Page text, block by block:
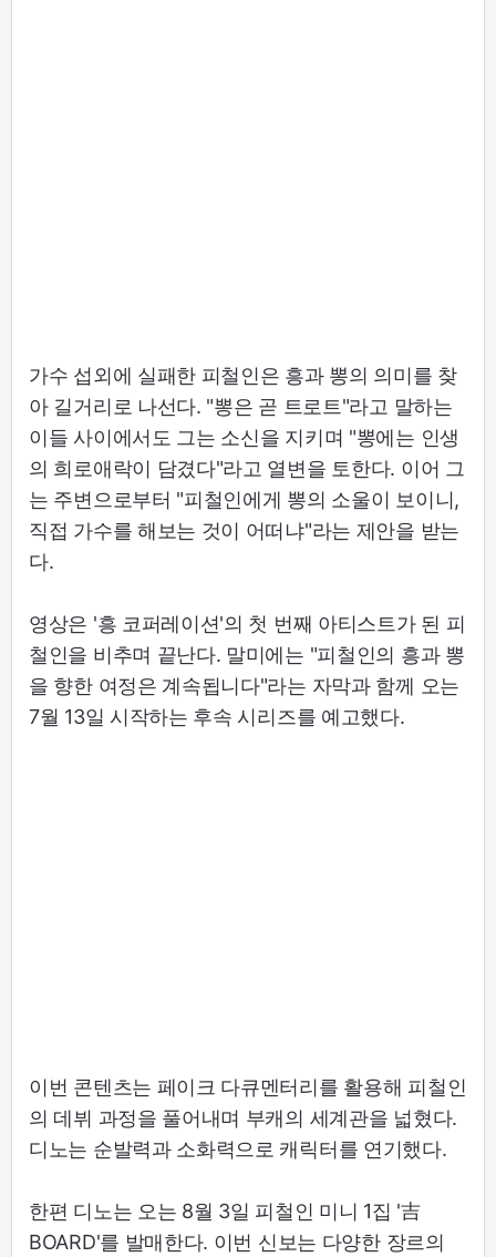
가수 섭외에 실패한 피철인은 흥과 뽕의 의미를 찾
아 길거리로 나선다. "뽕은 곧 트로트"라고 말하는
이들 사이에서도 그는 소신을 지키며 "뽕에는 인생
의 희로애락이 담겼다"라고 열변을 토한다. 이어 그
는 주변으로부터 "피철인에게 뽕의 소울이 보이니,
직접 가수를 해보는 것이 어떠냐"라는 제안을 받는
다.
영상은 '흥 코퍼레이션'의 첫 번째 아티스트가 된 피
철인을 비추며 끝난다. 말미에는 "피철인의 흥과 뽕
을 향한 여정은 계속됩니다"라는 자막과 함께 오는
7월 13일 시작하는 후속 시리즈를 예고했다.
이번 콘텐츠는 페이크 다큐멘터리를 활용해 피철인
의 데뷔 과정을 풀어내며 부캐의 세계관을 넓혔다.
디노는 순발력과 소화력으로 캐릭터를 연기했다.
한편 디노는 오는 8월 3일 피철인 미니 1집 '吉
BOARD'를 발매한다. 이번 신보는 다양한 장르의